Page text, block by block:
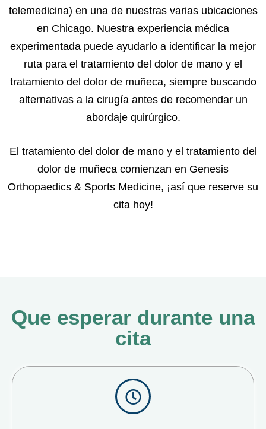
telemedicina) en una de nuestras varias ubicaciones
en Chicago. Nuestra experiencia médica
experimentada puede ayudarlo a identificar la mejor
ruta para el tratamiento del dolor de mano y el
tratamiento del dolor de muñeca, siempre buscando
alternativas a la cirugía antes de recomendar un
abordaje quirúrgico.
El tratamiento del dolor de mano y el tratamiento del
dolor de muñeca comienzan en Genesis
Orthopaedics & Sports Medicine, ¡así que reserve su
cita hoy!
Que esperar durante una
cita